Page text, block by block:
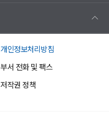
개인정보처리방침
부서 전화 및 팩스
저작권 정책